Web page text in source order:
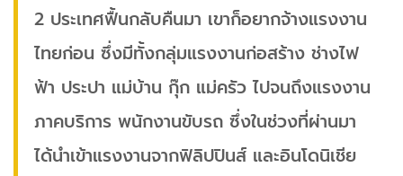
2 ประเทศฟื้นกลับคืนมา เขาก็อยากจ้างแรงงาน
ไทยก่อน ซึ่งมีทั้งกลุ่มแรงงานก่อสร้าง ช่างไฟ
ฟ้า ประปา แม่บ้าน กุ๊ก แม่ครัว ไปจนถึงแรงงาน
ภาคบริการ พนักงานขับรถ ซึ่งในช่วงที่ผ่านมา
ได้นำเข้าแรงงานจากฟิลิปปินส์ และอินโดนิเชีย